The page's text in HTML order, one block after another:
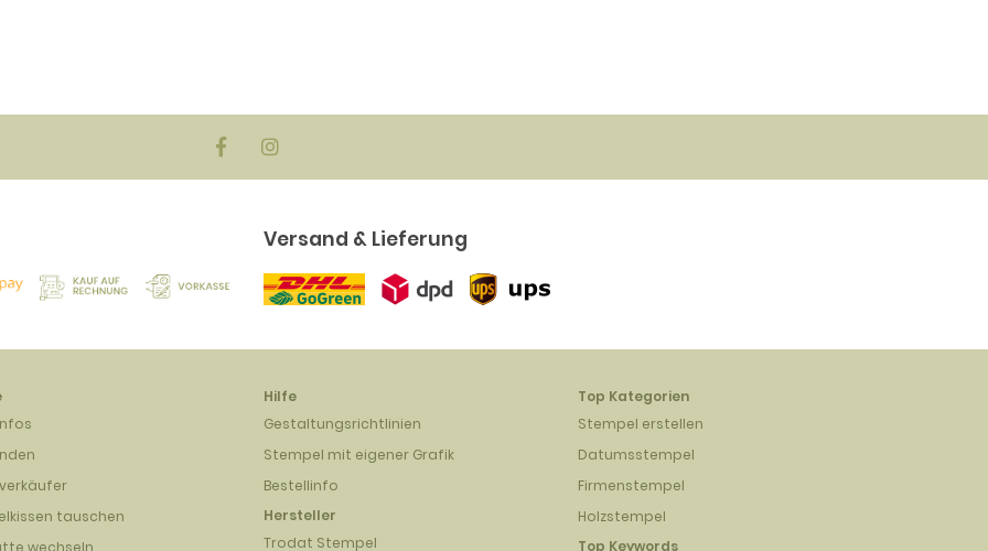
Versand & Lieferung
tauschen
wechseln
Hilfe
Gestaltungsrichtlinien
Stempel mit eigener Grafik
Bestellinfo
Hersteller
Trodat Stempel
Top Kategorien
Stempel erstellen
Datumsstempel
Firmenstempel
Holzstempel
Top Keywords